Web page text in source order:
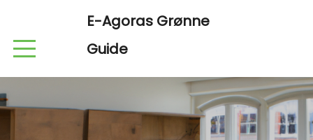
E-Agoras Grønne
Guide